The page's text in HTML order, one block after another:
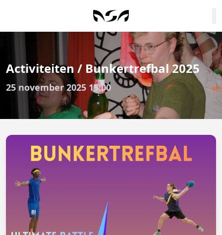
Activiteiten / Bunkertrefbal 2025
25 november 2025 15:00